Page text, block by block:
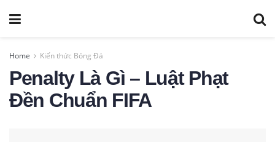
Home Kiến thức Bóng Đá
Penalty Là Gì – Luật Phạt
Đền Chuẩn FIFA